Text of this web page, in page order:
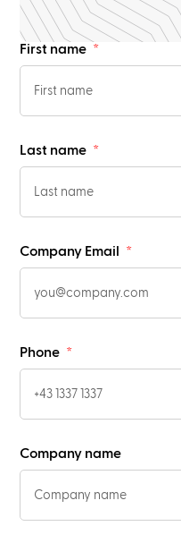
First name
Last name
Company Email
Phone
Company name